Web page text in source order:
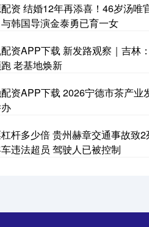
资 结婚12年再添喜！46岁汤唯
韩国导演金泰勇已育一女
资APP下载 新发路观察｜吉林
老基地焕新
资APP下载 2026宁德市茶产业
杆多少倍 贵州赫章交通事故致
违法超员 驾驶人已被控制